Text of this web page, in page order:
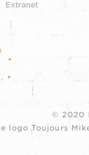
Extranet
© 2020
logo Toujours